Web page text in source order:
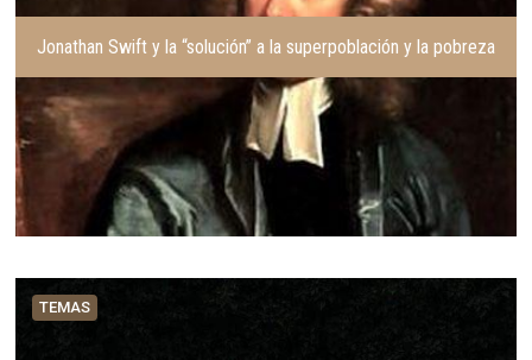
Jonathan Swift y la “solución” a la superpoblación y la pobreza
TEMAS